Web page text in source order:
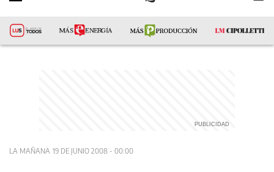
LA MAÑANA 19 DE JUNIO 2008 - 00:00